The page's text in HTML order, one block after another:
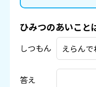
ひみつのあいこ
しつもん
答え